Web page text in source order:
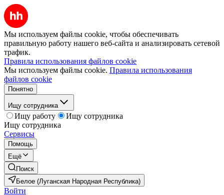
Мы используем файлы cookie, чтобы обеспечивать
правильную работу нашего веб-сайта и анализировать сетевой
трафик.
Правила использования файлов cookie
Мы используем файлы cookie. Правила использования
файлов cookie
Понятно
Ищу сотрудника
Ищу работу
Ищу сотрудника
Ищу сотрудника
Сервисы
Помощь
Ещё
Поиск
Белое (Луганская Народная Республика)
Войти